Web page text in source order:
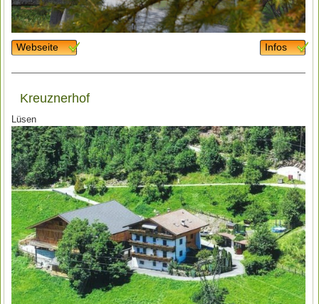
Webseite Infos
Kreuznerhof
Lüsen